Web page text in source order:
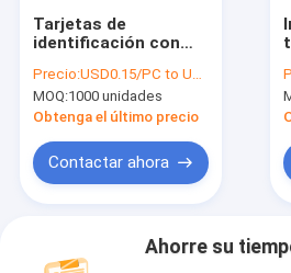
Tarjetas de
identificación con
blanco chip de
identificación RFID
Tarjeta en blanco
fábrica Impresión de
plástico de lectura y
personalizada
Precio:USD0.15/PC to USD0.5/PC
MOQ:1000 unidades
Obtenga el último precio
Contactar ahora
Ahorre su